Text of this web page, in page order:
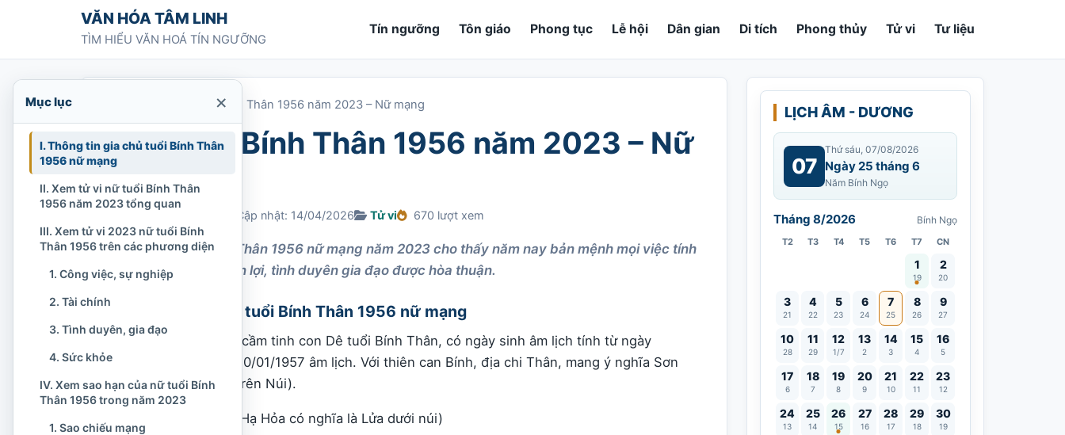
Chuyển tới nội dungVĂN HÓA TÂM LINH
TÌM HIỂU VĂN HOÁ TÍN NGƯỠNG
Tín ngưỡng Tôn giáo Phong tục Lễ hội Dân gian Di tích Phong thủy Tử vi Tư liệu
Tử vi tuổi Bính Thân 1956 năm 2023 – Nữ mạng
Tử vi tuổi Bính Thân 1956 năm 2023 – Nữ
mạng
Cập nhật: 14/04/2026 Tử vi 670 lượt xem
Xem tử vi tuổi Bính Thân 1956 nữ mạng năm 2023 cho thấy năm nay bản mệnh mọi việc tính
toán đều được thuận lợi, tình duyên gia đạo được hòa thuận.
I. Thông tin gia chủ tuổi Bính Thân 1956 nữ mạng
Quý bà sinh năm 1956 cầm tinh con Dê tuổi Bính Thân, có ngày sinh âm lịch tính từ ngày
12/02/1956 đến ngày 30/01/1957 âm lịch. Với thiên can Bính, địa chi Thân, mang ý nghĩa Sơn
Thượng Chi Hầu (Khỉ Trên Núi).
– Ngũ hành: Hỏa (Sơn Hạ Hỏa có nghĩa là Lửa dưới núi)
LỊCH ÂM - DƯƠNG
07
Thứ sáu, 07/08/2026
Ngày 25 tháng 6
Năm Bính Ngọ
Tháng 8/2026 Bính Ngọ
T2 T3 T4 T5 T6 T7 CN
1
19
Vía Quán Thế Âm thành đạo
2
20
3
21
4
22
5
23
6
24
7
25
8
26
9
27
10
28
11
29
12
1/7
13
2
14
3
15
4
16
5
17
6
18
7
19
8
20
9
21
10
22
11
23
12
24
13
25
14
26
15
Lễ Vu Lan
27
16
28
17
29
18
30
19
Mục lục ×
I. Thông tin gia chủ tuổi Bính Thân
1956 nữ mạng
II. Xem tử vi nữ tuổi Bính Thân
1956 năm 2023 tổng quan
III. Xem tử vi 2023 nữ tuổi Bính
Thân 1956 trên các phương diện
1. Công việc, sự nghiệp
2. Tài chính
3. Tình duyên, gia đạo
4. Sức khỏe
IV. Xem sao hạn của nữ tuổi Bính
Thân 1956 trong năm 2023
1. Sao chiếu mạng